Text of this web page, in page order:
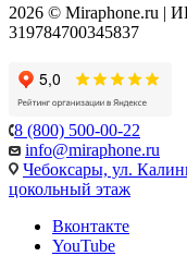
2026 © Miraphone.ru |
319784700345837
8 (800) 500-00-22
info@miraphone.ru
Чебоксары, ул.
цокольный этаж
Вконтакте
YouTube